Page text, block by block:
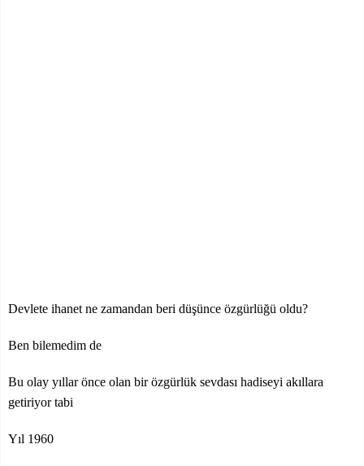
Devlete ihanet ne zamandan beri düşünce özgürlüğü oldu?
Ben bilemedim de
Bu olay yıllar önce olan bir özgürlük sevdası hadiseyi akıllara
getiriyor tabi
Yıl 1960